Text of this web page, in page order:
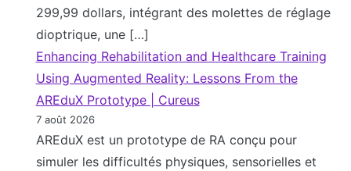
299,99 dollars, intégrant des molettes de réglage
dioptrique, une […]
Enhancing Rehabilitation and Healthcare Training
Using Augmented Reality: Lessons From the
AREduX Prototype | Cureus
7 août 2026
AREduX est un prototype de RA conçu pour
simuler les difficultés physiques, sensorielles et